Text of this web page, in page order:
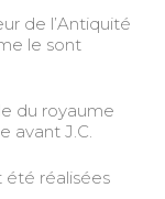
de l’Antiquité
le sont
du royaume
avant J.C.
été réalisées